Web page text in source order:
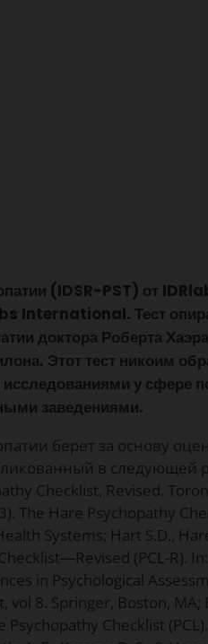
(IDSR-PST) от
International. Тест
доктора Роберта
Этот тест никоим
у сфере
заведениями.
берет за основу
в следующей
Checklist, Revised.
The Hare Psychopathy
Systems; Hart S.D.,
(PCL-R). In:
in Psychological
vol 8. Springer, Boston,
Psychopathy Checklist